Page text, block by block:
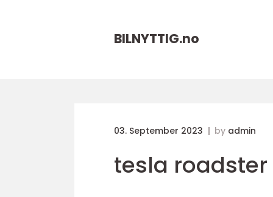
BILNYTTIG.no
03. September 2023 by admin
tesla roadster